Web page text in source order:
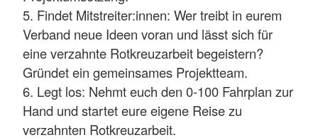
5. Findet Mitstreiter:innen: Wer treibt in eurem
Verband neue Ideen voran und lässt sich für
eine verzahnte Rotkreuzarbeit begeistern?
Gründet ein gemeinsames Projektteam.
6. Legt los: Nehmt euch den 0-100 Fahrplan zur
Hand und startet eure eigene Reise zu
verzahnten Rotkreuzarbeit.